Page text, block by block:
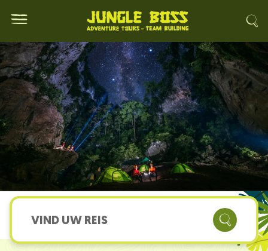
VIND UW REIS